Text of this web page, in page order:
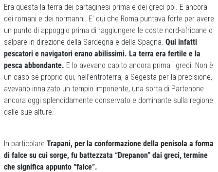
Era questa la terra dei cartaginesi prima e dei greci poi. E ancora
dei romani e dei normanni. E’ qui che Roma puntava forte per avere
un punto di appoggio prima di raggiungere le coste nord-africane o
salpare in direzione della Sardegna e della Spagna. Qui infatti
pescatori e navigatori erano abilissimi. La terra era fertile e la
pesca abbondante. E lo avevano capito ancora prima i greci. Non è
un caso se proprio qui, nell’entroterra, a Segesta per la precisione,
avevano innalzato un tempio imponente, una sorta di Partenone
ancora oggi splendidamente conservato e dominante sulla regione
dalle sue alture.
In particolare Trapani, per la conformazione della penisola a forma
di falce su cui sorge, fu battezzata “Drepanon” dai greci, termine
che significa appunto “falce”.